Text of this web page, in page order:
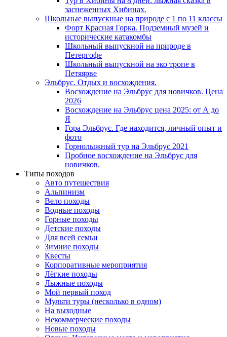
заснеженных Хибинах.
Школьные выпускные на природе с 1 по 11 классы
Форт Красная Горка. Подземный музей и
исторические катакомбы
Школьный выпускной на природе в
Петергофе
Школьный выпускной на эко тропе в
Петяярве
Эльбрус. Отдых и восхождения.
Восхождение на Эльбрус для новичков. Цена
2026
Восхождение на Эльбрус цена 2025: от А до
Я
Гора Эльбрус. Где находится, личный опыт и
фото
Горнолыжный тур на Эльбрус 2021
Пробное восхождение на Эльбрус для
новичков.
Типы походов
Авто путешествия
Альпинизм
Вело походы
Водные походы
Горные походы
Детские походы
Для всей семьи
Зимние походы
Квесты
Корпоративные мероприятия
Лёгкие походы
Лыжные походы
Мой первый поход
Мульти туры (несколько в одном)
На выходные
Некоммерческие походы
Новые походы